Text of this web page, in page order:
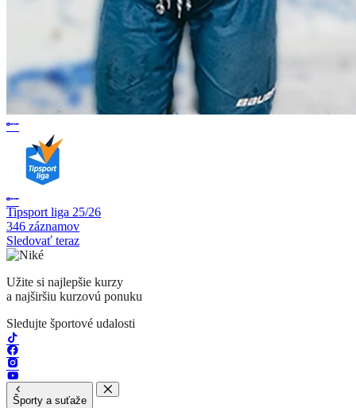
Tipsport liga 25/26
346 záznamov
Sledovať teraz
Užite si najlepšie kurzy
a najširšiu kurzovú ponuku
Sledujte športové udalosti
Športy a suťaže